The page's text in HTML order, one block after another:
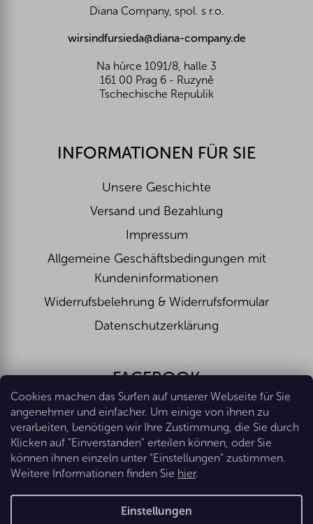
Cookies machen das Surfen auf unserer Webseite für Sie
angenehmer und einfacher. Um einige von ihnen zu
verarbeiten, benötigen wir Ihre Zustimmung, die Sie durch
Klicken auf "Einverstanden" erteilen können, oder Sie
können ihnen einzeln unter "Einstellungen" zustimmen.
Weitere Informationen finden Sie hier.
Einstellungen
Diana Company, spol. s r.o.
wirsindfursieda@diana-company.de
Na hůrce 1091/8, halle 3
161 00 Prag 6 - Ruzyně
Tschechische Republik
INFORMATIONEN FÜR SIE
Unsere Geschichte
Versand und Bezahlung
Impressum
Allgemeine Geschäftsbedingungen mit
Kundeninformationen
Widerrufsbelehrung & Widerrufsformular
Datenschutzerklärung
FACEBOOK
Erstellt von Shoptet Premium